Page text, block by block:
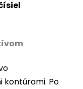
kontúrami. Po